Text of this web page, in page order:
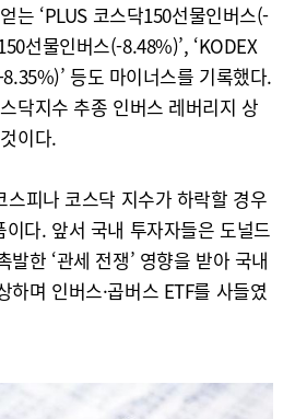
는 ‘PLUS 코스닥150선물인버스(-
선물인버스(-8.48%)’, ‘KODEX
등도 마이너스를 기록했다.
닥지수 추종 인버스 레버리지 상
이다.
스피나 코스닥 지수가 하락할 경우
다. 앞서 국내 투자자들은 도널드
한 ‘관세 전쟁’ 영향을 받아 국내
하며 인버스·곱버스 ETF를 사들였